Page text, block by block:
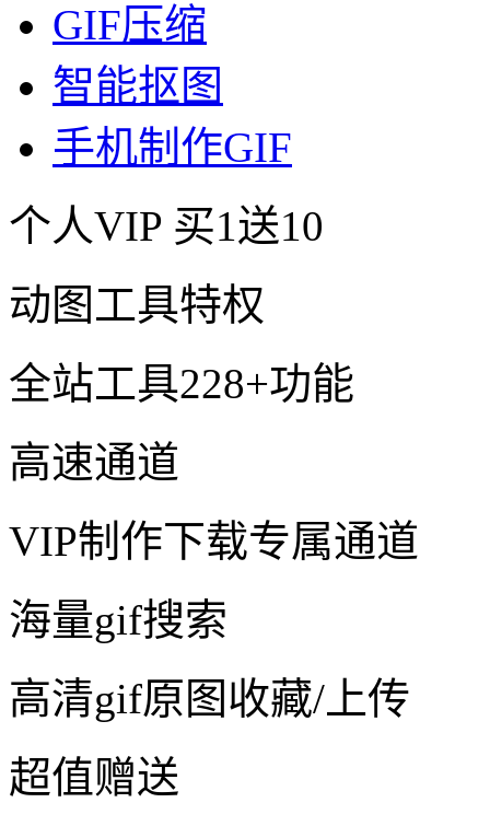
GIF压缩
智能抠图
手机制作GIF
个人VIP 买1送10
动图工具特权
全站工具228+功能
高速通道
VIP制作下载专属通道
海量gif搜索
高清gif原图收藏/上传
超值赠送